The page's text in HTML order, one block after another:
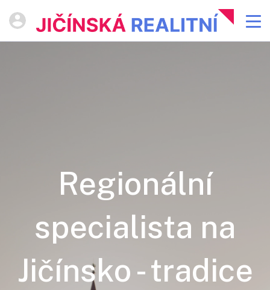
Regionální
specialista na
Jičínsko - tradice